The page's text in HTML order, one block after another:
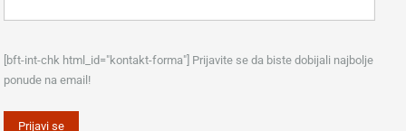
[bft-int-chk html_id="kontakt-forma"] Prijavite se da biste dobijali najbolje
ponude na email!